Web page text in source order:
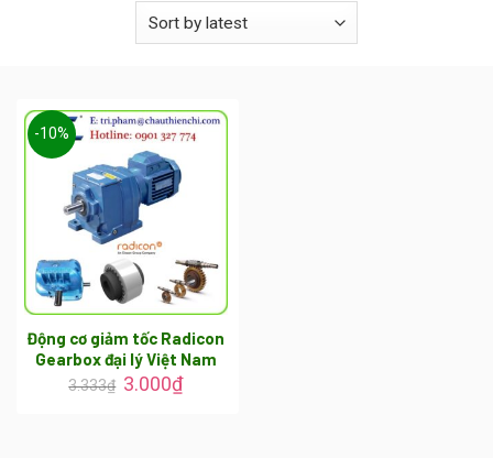
-10%
Động cơ giảm tốc Radicon
Gearbox đại lý Việt Nam
3.333₫ 3.000₫